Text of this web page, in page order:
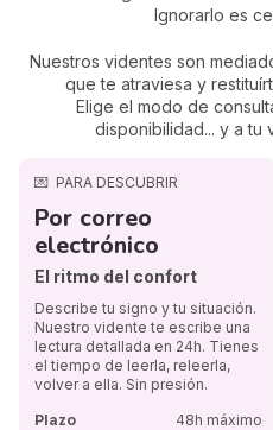
Ignorarlo es
Nuestros videntes son
que te atraviesa y
Elige el modo de
disponibilidad... y a tu
💌 PARA DESCUBRIR
Por correo
electrónico
El ritmo del confort
Describe tu signo y tu situación.
Nuestro vidente te escribe una
lectura detallada en 24h. Tienes
el tiempo de leerla, releerla,
volver a ella. Sin presión.
Plazo
48h máximo